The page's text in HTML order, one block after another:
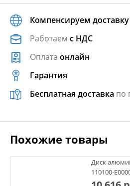
Компенсируем доставку
Работаем с НДС
Оплата онлайн
Гарантия
Бесплатная доставка по
Похожие товары
Диск
110100-